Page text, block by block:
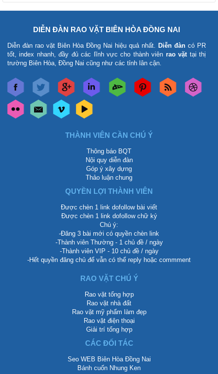
DIỄN ĐÀN RAO VẶT BIÊN HÒA ĐỒNG NAI
Diễn đàn rao vặt Biên Hòa Đồng Nai hiệu quả nhất. Diễn đàn có PR
tốt, index nhanh, đầy đủ các lĩnh vực cho thành viên rao vặttại thị
trường Biên Hòa, Đồng Nai cũng như các tỉnh lân cận.
THÀNH VIÊN CẦN CHÚ Ý
Thông báo BQT
Nội quy diễn đàn
Góp ý xây dựng
Thảo luận chung
QUYỀN LỢI THÀNH VIÊN
Được chèn 1 link dofollow bài viết
Được chèn 1 link dofollow chữ ký
Chú ý:
-Đăng 3 bài mới có quyền chèn link
-Thành viên Thường - 1 chủ đề / ngày
-Thành viên VIP - 10 chủ đề / ngày
-Hết quyền đăng chủ để vẫn có thể reply hoặc commment
RAO VẶT CHÚ Ý
Rao vặt tổng hợp
Rao vặt nhà đất
Rao vặt mỹ phẩm làm đẹp
Rao vặt điện thoại
Giải trí tổng hợp
CÁC ĐỐI TÁC
Seo WEB Biên Hòa Đồng Nai
Bánh cuốn Nhung Ken